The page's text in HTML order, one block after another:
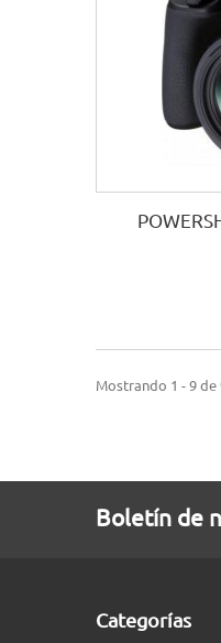
Mostrando 1 - 9
Boletín de
Categorías